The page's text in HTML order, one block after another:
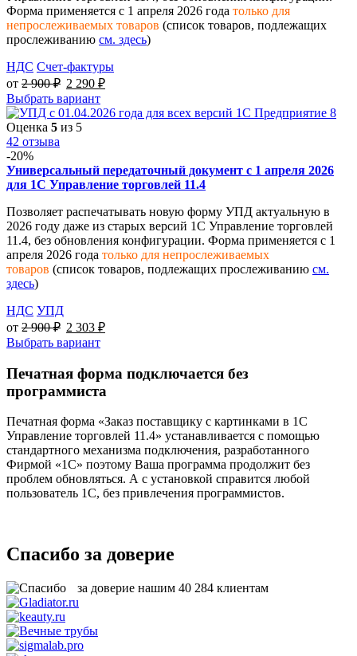
Форма применяется с 1 апреля 2026 года только для
непрослеживаемых товаров (список товаров, подлежащих
прослеживанию см. здесь)
НДС Счет-фактуры
от 2 900₽ 2 290 ₽
Выбрать вариант
Оценка 5 из 5
42 отзыва
-20%
Универсальный передаточный документ с 1 апреля 2026
для 1С Управление торговлей 11.4
Позволяет распечатывать новую форму УПД актуальную в
2026 году даже из старых версий 1С Управление торговлей
11.4, без обновления конфигурации. Форма применяется с 1
апреля 2026 года только для непрослеживаемых
товаров (список товаров, подлежащих прослеживанию см.
здесь)
НДС УПД
от 2 900₽ 2 303 ₽
Выбрать вариант
Печатная форма подключается без
программиста
Печатная форма «Заказ поставщику с картинками в 1С
Управление торговлей 11.4» устанавливается с помощью
стандартного механизма подключения, разработанного
Фирмой «1С» поэтому Ваша программа продолжит без
проблем обновляться. А с установкой справится любой
пользователь 1С, без привлечения программистов.
Спасибо за доверие
за доверие нашим 40 284 клиентам